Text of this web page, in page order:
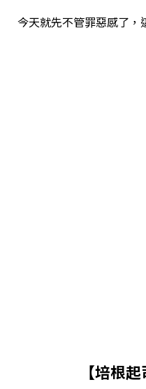
今天就先不管罪惡感了，
【培根